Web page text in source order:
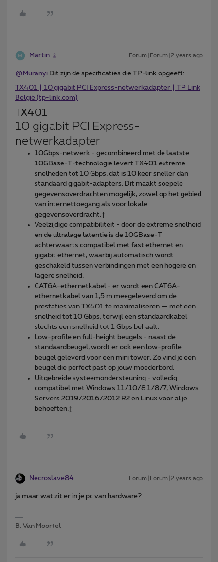
Martin Forum|Forum|2 years ago
@Muranyi Dit zijn de specificaties die TP-link opgeeft:
TX401 | 10 gigabit PCI Express-netwerkadapter | TP Link
België (tp-link.com)
TX401
10 gigabit PCI Express-
netwerkadapter
10Gbps-netwerk - gecombineerd met de laatste
10GBase-T-technologie levert TX401 extreme
snelheden tot 10 Gbps, dat is 10 keer sneller dan
standaard gigabit-adapters. Dit maakt soepele
gegevensoverdrachten mogelijk, zowel op het gebied
van internettoegang als voor lokale
gegevensoverdracht.†
Veelzijdige compatibiliteit - door de extreme snelheid
en de ultralage latentie is de 10GBase-T
achterwaarts compatibel met fast ethernet en
gigabit ethernet, waarbij automatisch wordt
geschakeld tussen verbindingen met een hogere en
lagere snelheid.
CAT6A-ethernetkabel - er wordt een CAT6A-
ethernetkabel van 1,5 m meegeleverd om de
prestaties van TX401 te maximaliseren — met een
snelheid tot 10 Gbps, terwijl een standaardkabel
slechts een snelheid tot 1 Gbps behaalt.
Low-profile en full-height beugels - naast de
standaardbeugel, wordt er ook een low-profile
beugel geleverd voor een mini tower. Zo vind je een
beugel die perfect past op jouw moederbord.
Uitgebreide systeemondersteuning - volledig
compatibel met Windows 11/10/8.1/8/7, Windows
Servers 2019/2016/2012 R2 en Linux voor al je
behoeften.‡
Necroslave84 Forum|Forum|2 years ago
ja maar wat zit er in je pc van hardware?
B. Van Moortel